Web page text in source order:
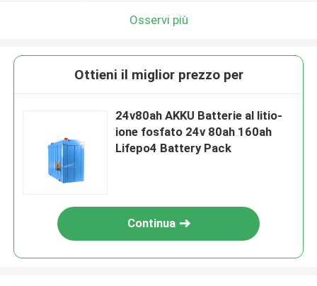
Osservi più
Ottieni il miglior prezzo per
24v80ah AKKU Batterie al litio-
ione fosfato 24v 80ah 160ah
Lifepo4 Battery Pack
Continua